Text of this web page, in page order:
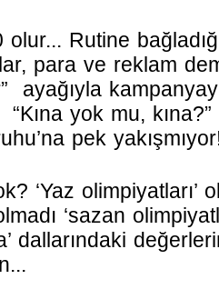
Rutine
para ve reklam
ayağıyla
yok mu,
pek
‘Yaz olimpiyatları’
‘sazan
dallarındaki